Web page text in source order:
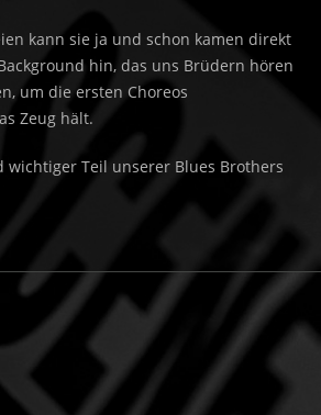
kann sie ja und schon kamen direkt
hin, das uns Brüdern hören
um die ersten Choreos
Zeug hält.
wichtiger Teil unserer Blues Brothers